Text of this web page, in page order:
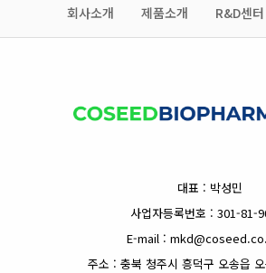
회사소개 제품소개 R&D센터
대표 : 박성민
사업자등록번호 : 301-81-
E-mail :
주소 : 충북 청주시 흥덕구 오송읍